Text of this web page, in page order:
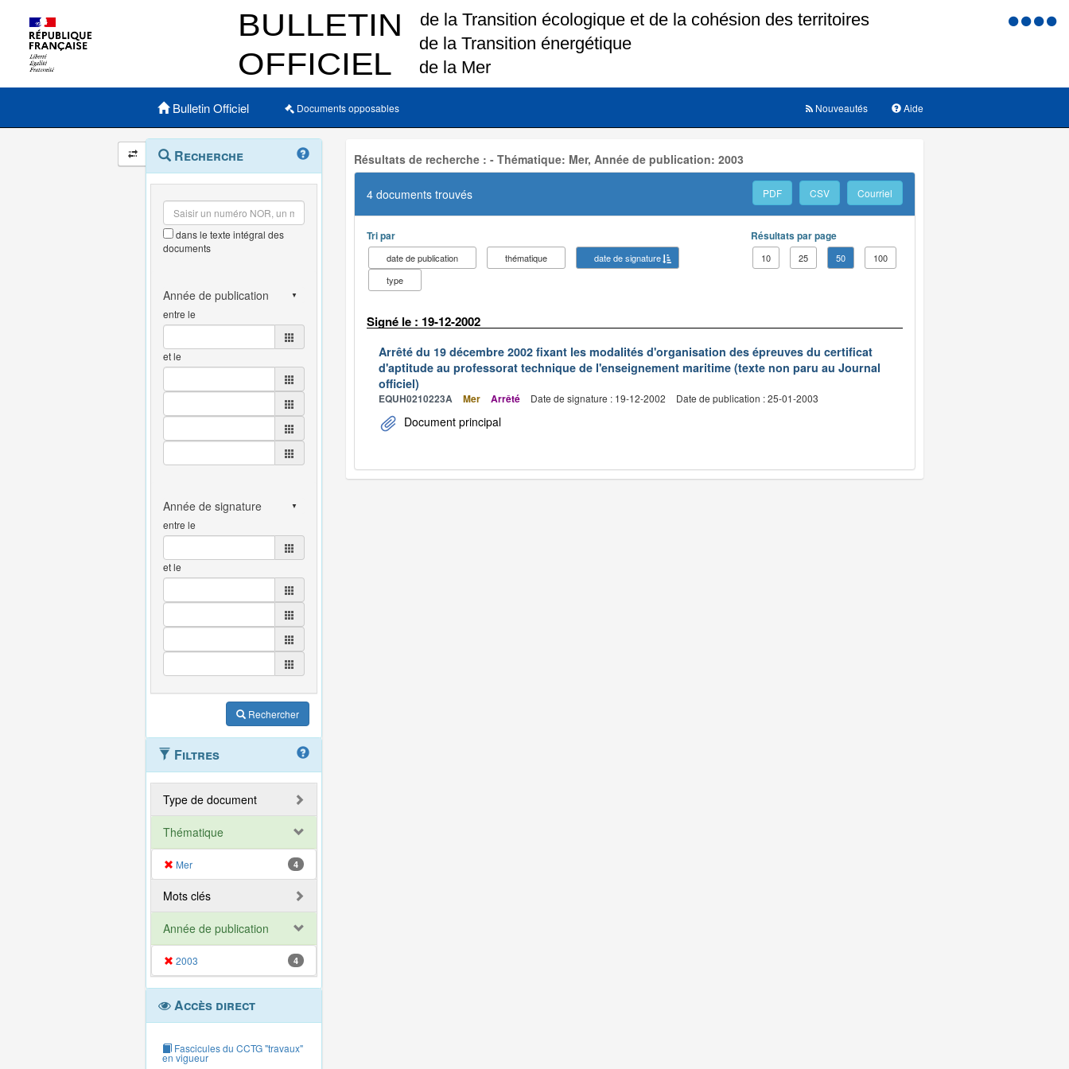
Menu
Menu principal
Bulletin Officiel Documents opposables Aide
Nouveautés
Navigation
et
outils
annexes
Menu
contextuel
Recherche
dans le texte intégral des
documents
entre le
et le
entre le
et le
Rechercher
Filtres
Type de document
Thématique
Mer 4
Mots clés
Année de publication
2003 4
Accès direct
Fascicules du CCTG "travaux"
en vigueur
Résultats de recherche : - Thématique: Mer, Année de publication: 2003
4 documents trouvés PDF CSV Courriel
Tri par
date de publication thématique
date de signature
type
Résultats par page
10 25 50 100
Signé le : 19-12-2002
Arrêté du 19 décembre 2002 fixant les modalités d'organisation des épreuves du certificat
d'aptitude au professorat technique de l'enseignement maritime (texte non paru au Journal
officiel)
EQUH0210223A Mer Arrêté Date de signature : 19-12-2002 Date de publication : 25-01-2003
Document principal